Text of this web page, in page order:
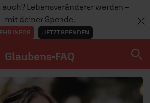
auch? Lebensveränderer werden –
mit deiner Spende.
INFOS JETZT SPENDEN
Glaubens-FAQ